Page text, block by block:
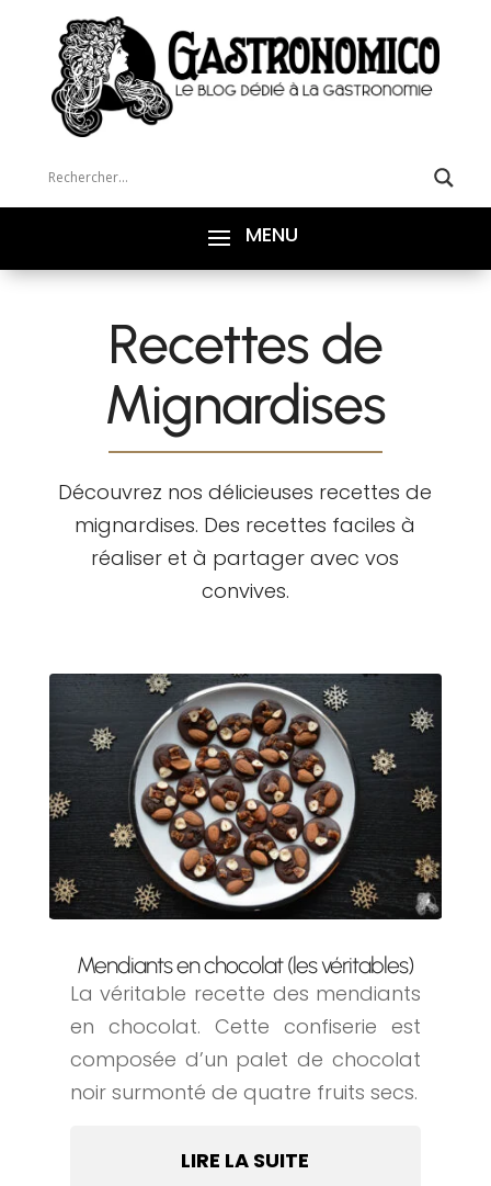
Recettes de
Mignardises
Découvrez nos délicieuses recettes de
mignardises. Des recettes faciles à
réaliser et à partager avec vos
convives.
Mendiants en chocolat (les véritables)
La véritable recette des mendiants
en chocolat. Cette confiserie est
composée d’un palet de chocolat
noir surmonté de quatre fruits secs.
LIRE LA SUITE